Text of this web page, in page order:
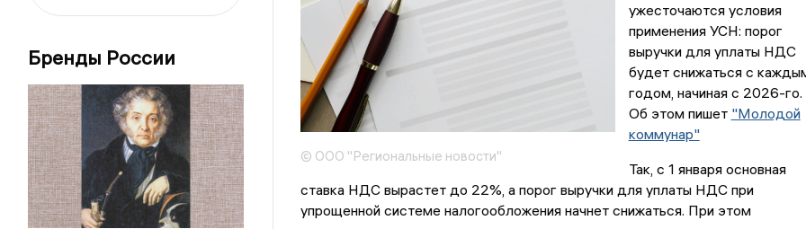
Бренды России
© ООО "Региональные новости"
ужесточаются условия
применения УСН: порог
выручки для уплаты НДС
будет снижаться с
годом, начиная с 2026-го.
Об этом пишет "Молодой
коммунар"
Так, с 1 января основная
ставка НДС вырастет до 22%, а порог выручки для уплаты НДС при
упрощенной системе налогообложения начнет снижаться. При этом